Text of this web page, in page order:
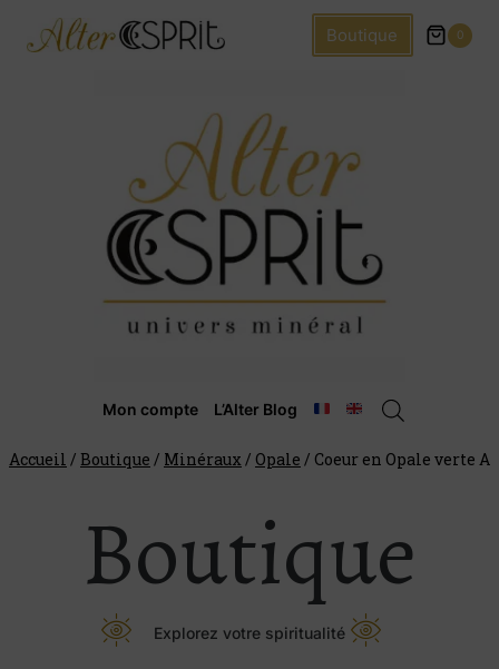
Boutique 0
Mon compte L’Alter Blog
Accueil / Boutique / Minéraux / Opale / Coeur en Opale verte A
Boutique
Explorez votre spiritualité